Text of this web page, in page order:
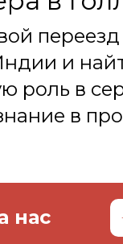
и
роль в
в
нас